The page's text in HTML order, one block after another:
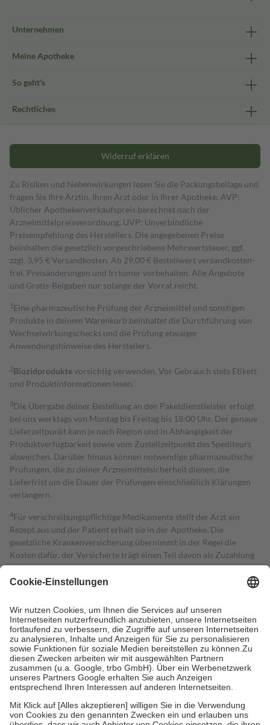
Unternehmen
Meine Apotheke
So geht's
Rechtliches
Widerruf erklären
Zu Risiken und Nebenwirkungen lesen Sie die Packungsbeilage und
fragen Sie Ihre Ärztin, Ihren Arzt oder in Ihrer Apotheke. AVP:
Üblicher Apothekenverkaufspreis berechnet nach der
Arzneimittelpreisverordnung. UVP: Unverbindliche
Preisempfehlung des Herstellers. Die angegebenen Preise
beinhalten die gesetzlich vorgeschriebene Mehrwertsteuer, ggf.
zzgl. 3,95 € Versandkosten. Ab 29,00 € Bestell­wert versand­kosten­
frei. Preisänderungen und Irrtümer vorbehalten. Alle Angebote
und Gratis-Beigaben nur solange der Vorrat reicht.
1 Eine pharmazeutische Prüfung der Arzneimittel und sonstigen
Produkte in deinem Warenkorb beinhaltet die Durchführung von
Wechselwirkungschecks und die Prüfung etwaiger
Anwendungshinweise des Herstellers.
2Biozidproduktevorsichtig verwenden. Vor Gebrauch stets Etikett
und Produktinformationen lesen.
3Die Übergabe deiner Bestellung an den Paketdienstleister erfolgt
bei uns werktags von Montag bis Freitag bis 18:00 Uhr. Der genaue
Lieferzeitpunkt kann je nach Region und in Abhängigkeit der
Produktverfügbarkeit sowie vom Zustellzeitpunkt des Spediteurs
abweichen. Darüber hinaus können notwendige pharmazeutische
Prüfungen, die zu deiner Arzneimittelsicherheit dienen, die
Lieferfrist um die Dauer der Prüfungen einschließlich Klärungen
verlängern.
4Für verschreibungspflichtige Medikamente stellt der Arzt ein
Rezept aus und der Patient erhält sie in der Apotheke. Die
gesetzliche Krankenversicherung übernimmt in der Regel die
Kosten dafür, der Versicherte trägt einen Teil davon als Zuzahlung
mit.
Grundsätzlich leisten Mitglieder Zuzahlungen in Höhe von zehn
höchstens zehn Euro.
Es sind jedoch nie mehr als die tatsächlichen
Kosten der Leistung zu entrichten.
Diese Regeln gelten grundsätzlich auch für Online-Apotheken.
Bei Heilmitteln und häuslicher Krankenpflege beträgt die
Zuzahlung zehn Prozent der Kosten sowie zehn Euro je
Verordnung.
Um das Engagement der Versicherten für ihre eigene Gesundheit zu
stärken und die besondere Stellung der Familie zu unterstützen,
fallenkeine Zuzahlungenan bei:
• Kindern und Jugendlichen bis zum vollendeten 18. Lebensjahr